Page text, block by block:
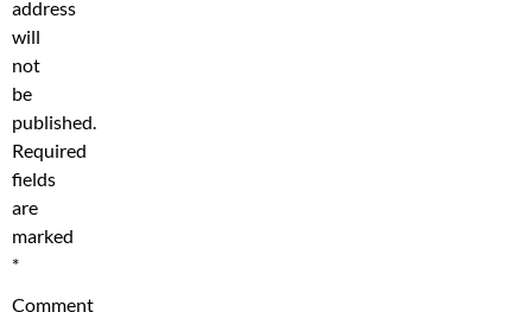
address
will
not
be
published.
Required
fields
are
marked
*
Comment